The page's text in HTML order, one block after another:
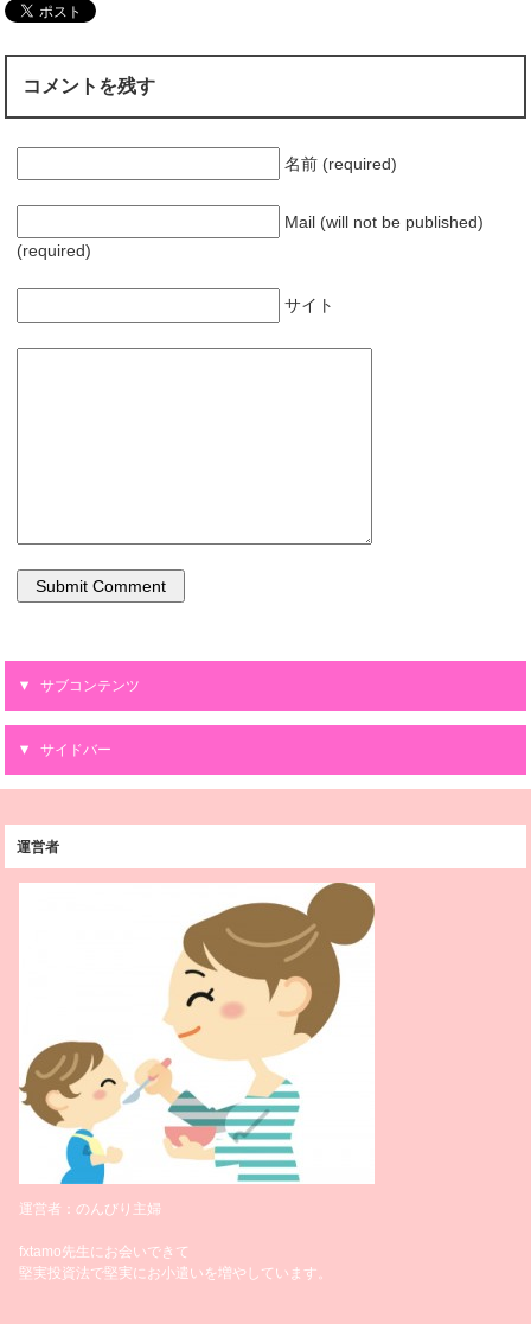
コメントを残す
名前 (required)
Mail (will not be published)
(required)
サイト
サブコンテンツ
サイドバー
運営者
運営者：のんびり主婦
fxtamo先生にお会いできて
堅実投資法で堅実にお小遣いを増やしています。